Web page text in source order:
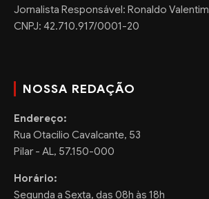
Jornalista Responsável: Ronaldo Valentim
CNPJ: 42.710.917/0001-20
NOSSA REDAÇÃO
Endereço:
Rua Otacilio Cavalcante, 53
Pilar - AL, 57.150-000
Horário:
Segunda a Sexta, das 08h às 18h